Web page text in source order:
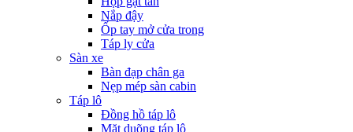
Nắp đậy
Ốp tay mở cửa trong
Táp ly cửa
Sàn xe
Bàn đạp chân ga
Nẹp mép sàn cabin
Táp lô
Đồng hồ táp lô
Mặt duõng táp lô